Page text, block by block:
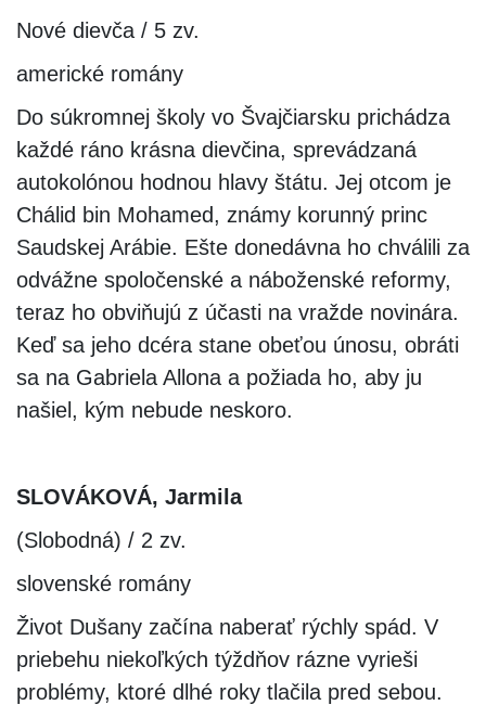
Nové dievča / 5 zv.
americké romány
Do súkromnej školy vo Švajčiarsku prichádza
každé ráno krásna dievčina, sprevádzaná
autokolónou hodnou hlavy štátu. Jej otcom je
Chálid bin Mohamed, známy korunný princ
Saudskej Arábie. Ešte donedávna ho chválili za
odvážne spoločenské a náboženské reformy,
teraz ho obviňujú z účasti na vražde novinára.
Keď sa jeho dcéra stane obeťou únosu, obráti
sa na Gabriela Allona a požiada ho, aby ju
našiel, kým nebude neskoro.
SLOVÁKOVÁ, Jarmila
(Slobodná) / 2 zv.
slovenské romány
Život Dušany začína naberať rýchly spád. V
priebehu niekoľkých týždňov rázne vyrieši
problémy, ktoré dlhé roky tlačila pred sebou.